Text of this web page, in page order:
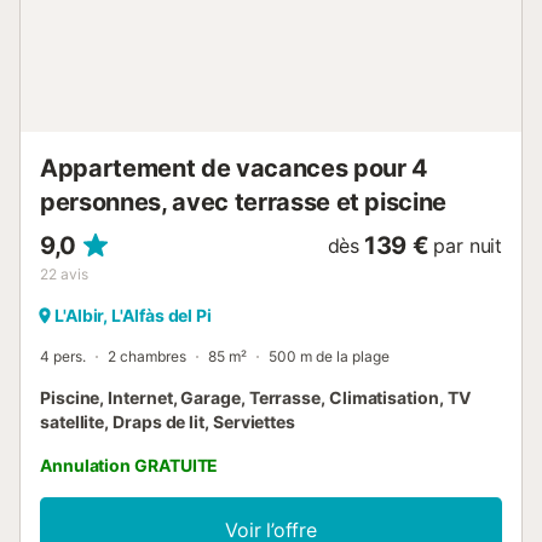
Appartement de vacances pour 4
personnes, avec terrasse et piscine
9,0
22 avis
dès 139 € par nuit
L'Albir, L'Alfàs del Pi
4 pers. 2 chambres 85 m² 500 m de la plage
Piscine, Internet, Garage, Terrasse, Climatisation, TV
satellite, Draps de lit, Serviettes
Annulation GRATUITE
Voir l’offre